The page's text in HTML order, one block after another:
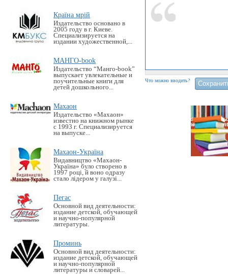
Країна мрій
Издательство основано в
2005 году в г. Киеве.
Специализируется на
издании художественной,...
МАНГО-book
Издательство “Манго-book”
выпускает увлекательные и
поучительные книги для
детей дошкольного...
Махаон
Издательство «Махаон»
известно на книжном рынке
с 1993 г. Специализируется
на выпуске...
Махаон-Україна
Видавництво «Махаон-
Україна» було створено в
1997 році, й воно одразу
стало лідером у галузі...
Пегас
Основной вид деятельности:
издание детской, обучающей
и научно-популярной
литературы.
Проминь
Основной вид деятельности:
издание детской, обучающей
и научно-популярной
литературы и словарей...
Что можно вводить?